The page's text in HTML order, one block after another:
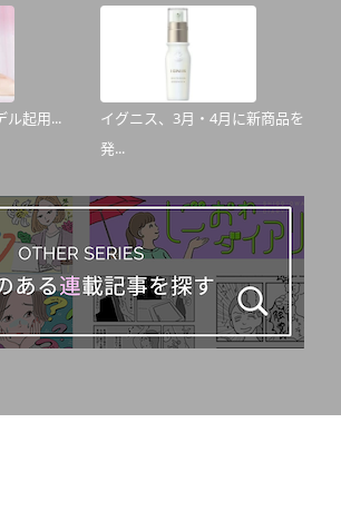
ル起用...
イグニス、3月・4月に新商品を
発...